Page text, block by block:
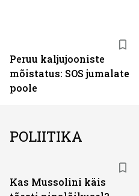
Peruu kaljujooniste
mõistatus: SOS jumalate
poole
POLIITIKA
Kas Mussolini käis